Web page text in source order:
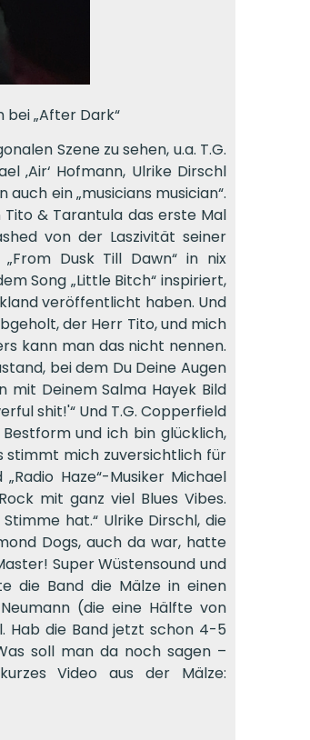
bei „After Dark“
Szene zu sehen, u.a. T.G.
‚Air‘ Hofmann, Ulrike Dirschl
ein „musicians musician“.
Tito & Tarantula das erste Mal
von der Laszivität seiner
Dusk Till Dawn“ in nix
Song „Little Bitch“ inspiriert,
veröffentlicht haben. Und
der Herr Tito, und mich
kann man das nicht nennen.
bei dem Du Deine Augen
mit Deinem Salma Hayek Bild
shit!'“ Und T.G. Copperfield
und ich bin glücklich,
stimmt mich zuversichtlich für
Haze“-Musiker Michael
mit ganz viel Blues Vibes.
hat.“ Ulrike Dirschl, die
Dogs, auch da war, hatte
Super Wüstensound und
die Band die Mälze in einen
(die eine Hälfte von
Hab die Band jetzt schon 4-5
soll man da noch sagen –
Video aus der Mälze: